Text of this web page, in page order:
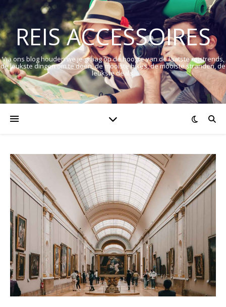
REIS ACCESSOIRES
Via ons blog houden we je graag op de hoogte van de laatste reistrends,
de leukste dingen om te doen, de mooiste hikes, de mooiste stranden, de
leukste deals.